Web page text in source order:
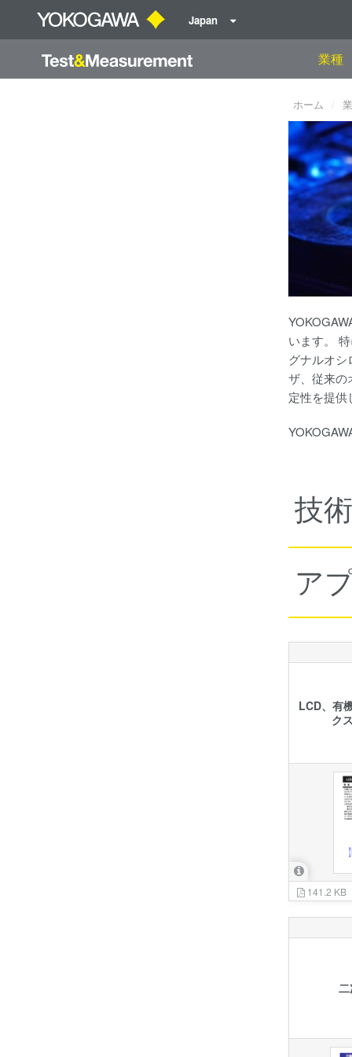
Japan
業種
ホーム
います。
グナルオ
ザ、従来の
定性を提供
技
ア
LCD、有
ク
141.2 KB